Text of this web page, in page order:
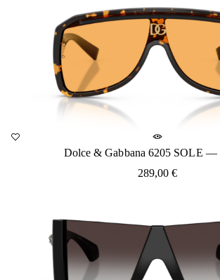
Dolce & Gabbana 6205 SOLE —
289,00€